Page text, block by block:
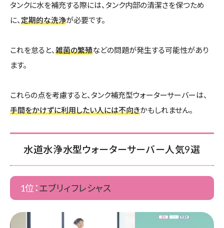
タンクに水を補充する際には、タンク内部の清潔さを保つため
に、 定期的な洗浄が必要です。
これを怠ると、 雑菌の繁殖などの問題が発生する可能性があり
ます。
これらの点を考慮すると、タンク補充型ウォーターサーバーは、
手間をかけずに利用したい人には不向きかもしれません。
水道水浄水型ウォーターサーバー人気9選
1位：エブリィフレシャス